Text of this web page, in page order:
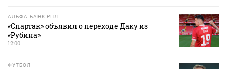
АЛЬФА-БАНК РПЛ
«Спартак» объявил о переходе Даку из
«Рубина»
12:00
ФУТБОЛ